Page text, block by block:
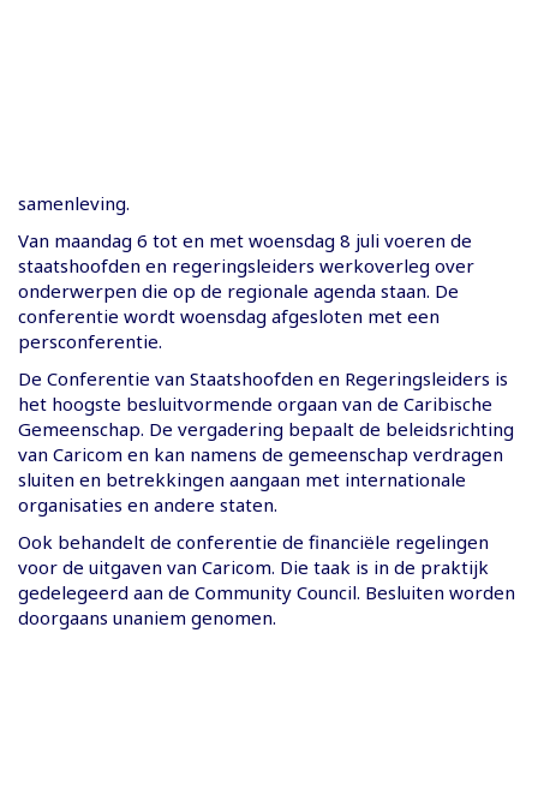
samenleving.
Van maandag 6 tot en met woensdag 8 juli voeren de
staatshoofden en regeringsleiders werkoverleg over
onderwerpen die op de regionale agenda staan. De
conferentie wordt woensdag afgesloten met een
persconferentie.
De Conferentie van Staatshoofden en Regeringsleiders is
het hoogste besluitvormende orgaan van de Caribische
Gemeenschap. De vergadering bepaalt de beleidsrichting
van Caricom en kan namens de gemeenschap verdragen
sluiten en betrekkingen aangaan met internationale
organisaties en andere staten.
Ook behandelt de conferentie de financiële regelingen
voor de uitgaven van Caricom. Die taak is in de praktijk
gedelegeerd aan de Community Council. Besluiten worden
doorgaans unaniem genomen.